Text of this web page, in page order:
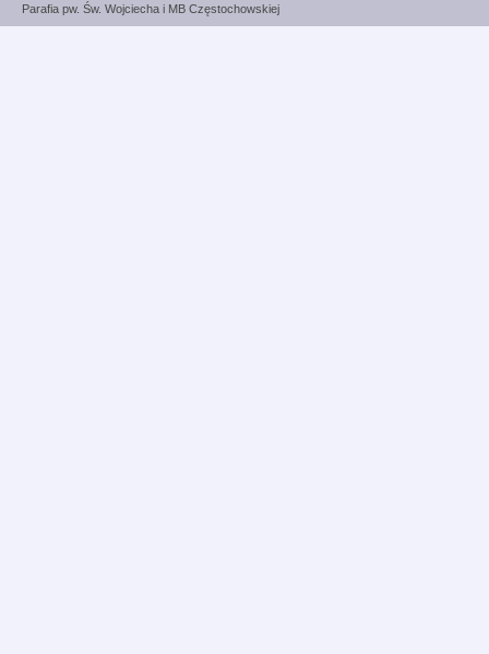
Parafia pw. Św. Wojciecha i MB Częstochowskiej